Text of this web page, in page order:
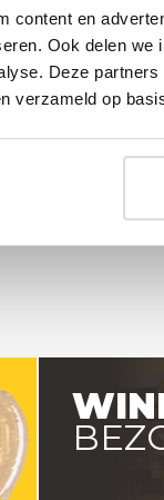
content en
Ook delen
Deze
verzameld op